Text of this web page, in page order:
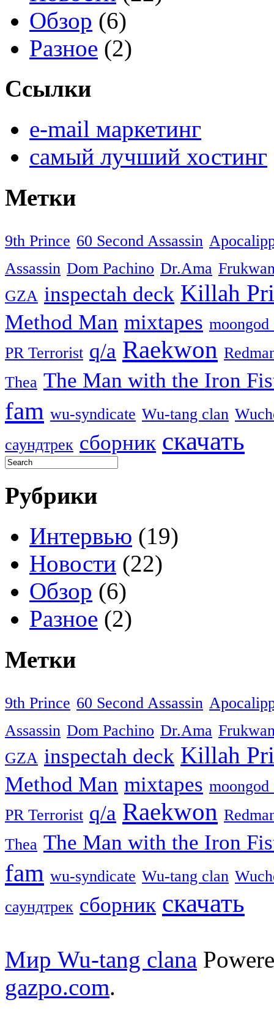
Обзор (6)
Разное (2)
Ссылки
e-mail маркетинг
самый лучший хостинг
Метки
9th Prince 60 Second Assassin
Assassin Dom Pachino Dr.Ama
GZA inspectah deck Killah
Method Man mixtapes moongod
PR Terrorist q/a Raekwon
Thea The Man with the Iron
fam wu-syndicate Wu-tang clan
саундтрек сборник скачать
Рубрики
Интервью (19)
Новости (22)
Обзор (6)
Разное (2)
Метки
9th Prince 60 Second Assassin
Assassin Dom Pachino Dr.Ama
GZA inspectah deck Killah
Method Man mixtapes moongod
PR Terrorist q/a Raekwon
Thea The Man with the Iron
fam wu-syndicate Wu-tang clan
саундтрек сборник скачать
Мир Wu-tang clana
gazpo.com.